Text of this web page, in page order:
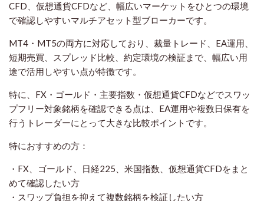
CFD、仮想通貨CFDなど、幅広いマーケットをひとつの環境
で確認しやすいマルチアセット型ブローカーです。
MT4・MT5の両方に対応しており、裁量トレード、EA運用、
短期売買、スプレッド比較、約定環境の検証まで、幅広い用
途で活用しやすい点が特徴です。
特に、FX・ゴールド・主要指数・仮想通貨CFDなどでスワッ
プフリー対象銘柄を確認できる点は、EA運用や複数日保有を
行うトレーダーにとって大きな比較ポイントです。
特におすすめの方：
・FX、ゴールド、日経225、米国指数、仮想通貨CFDをまと
めて確認したい方
・スワップ負担を抑えて複数銘柄を検証したい方